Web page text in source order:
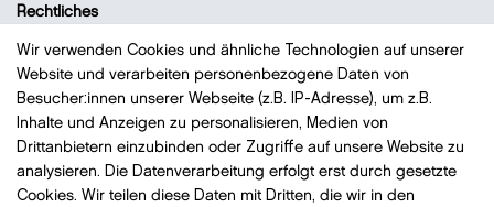
Rechtliches
Datenschutz
Impressum
Widerrufsrecht
AGB
Vertrag widerrufen
Wir verwenden Cookies und ähnliche Technologien auf unserer
Website und verarbeiten personenbezogene Daten von
Besucher:innen unserer Webseite (z.B. IP-Adresse), um z.B.
Inhalte und Anzeigen zu personalisieren, Medien von
Drittanbietern einzubinden oder Zugriffe auf unsere Website zu
analysieren. Die Datenverarbeitung erfolgt erst durch gesetzte
Cookies. Wir teilen diese Daten mit Dritten, die wir in den